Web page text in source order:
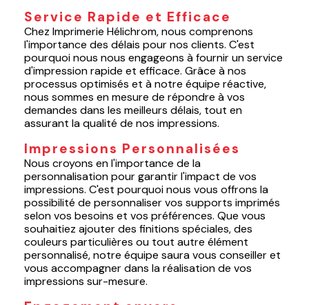
Service Rapide et Efficace
Chez Imprimerie Hélichrom, nous comprenons
l'importance des délais pour nos clients. C'est
pourquoi nous nous engageons à fournir un service
d'impression rapide et efficace. Grâce à nos
processus optimisés et à notre équipe réactive,
nous sommes en mesure de répondre à vos
demandes dans les meilleurs délais, tout en
assurant la qualité de nos impressions.
Impressions Personnalisées
Nous croyons en l'importance de la
personnalisation pour garantir l'impact de vos
impressions. C'est pourquoi nous vous offrons la
possibilité de personnaliser vos supports imprimés
selon vos besoins et vos préférences. Que vous
souhaitiez ajouter des finitions spéciales, des
couleurs particulières ou tout autre élément
personnalisé, notre équipe saura vous conseiller et
vous accompagner dans la réalisation de vos
impressions sur-mesure.